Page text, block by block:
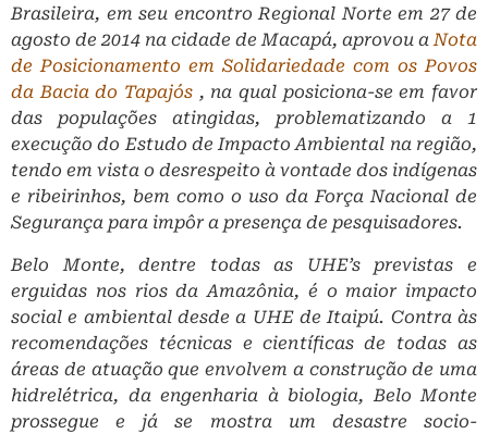
Brasileira, em seu encontro Regional Norte em 27 de
agosto de 2014 na cidade de Macapá, aprovou aNota
de Posicionamento em Solidariedade com os Povos
da Bacia do Tapajós , na qual posiciona­-se em favor
das populações atingidas, problematizando a 1
execução do Estudo de Impacto Ambiental na região,
tendo em vista o desrespeito à vontade dos indígenas
e ribeirinhos, bem como o uso da Força Nacional de
Segurança para impôr a presença de pesquisadores.
Belo Monte, dentre todas as UHE’s previstas e
erguidas nos rios da Amazônia, é o maior impacto
social e ambiental desde a UHE de Itaipú. Contra às
recomendações técnicas e científicas de todas as
áreas de atuação que envolvem a construção de uma
hidrelétrica, da engenharia à biologia, Belo Monte
prossegue e já se mostra um desastre socio­